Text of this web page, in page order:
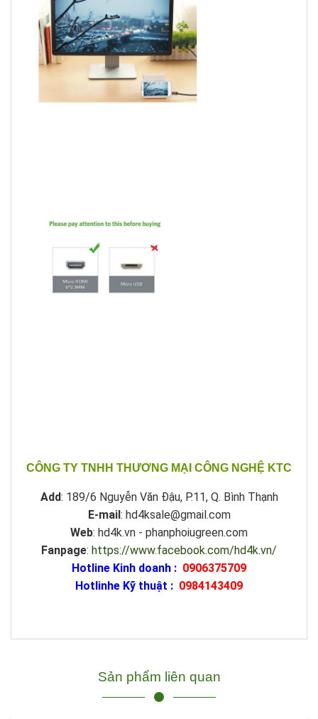
CÔNG TY TNHH THƯƠNG MẠI CÔNG NGHỆ KTC
Add: 189/6 Nguyễn Văn Đậu, P.11, Q. Bình Thạnh
E-mail : hd4ksale@gmail.com
Web: hd4k.vn - phanphoiugreen.com
Fanpage: https://www.facebook.com/hd4k.vn/
Hotline Kinh doanh : 0906375709
Hotlinhe Kỹ thuật : 0984143409
Sản phẩm liên quan